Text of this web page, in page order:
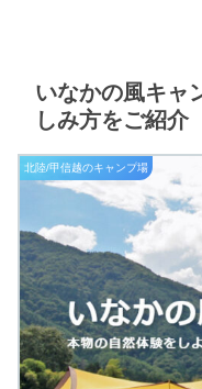
いなかの風キャ
しみ方をご紹介
北陸/甲信越のキャンプ場